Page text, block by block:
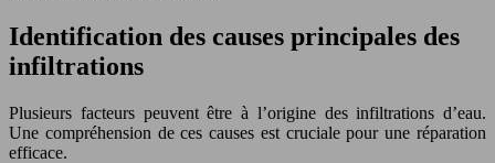
Identification des causes principales des
infiltrations
Plusieurs facteurs peuvent être à l’origine des infiltrations d’eau.
Une compréhension de ces causes est cruciale pour une réparation
efficace.